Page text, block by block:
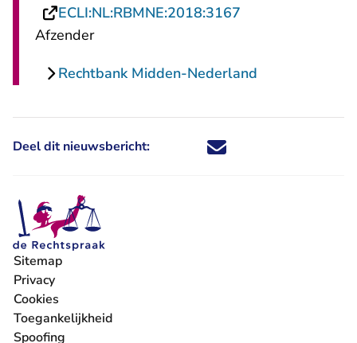
ECLI:NL:RBMNE:2018:3167
Afzender
Rechtbank Midden-Nederland
Deel dit nieuwsbericht: Deel dit nieuwsbericht via X -
Deel dit nieuwsbericht via
Deel dit nieuwsbericht
Deel dit
Sitemap
Privacy
Cookies
Toegankelijkheid
Spoofing